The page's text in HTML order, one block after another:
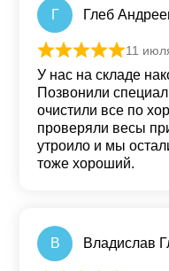
Г Глеб
Оценка
11
У нас на складе
Позвонили
очистили все по
проверяли весы
утроило и мы
тоже хороший.
В Владислав